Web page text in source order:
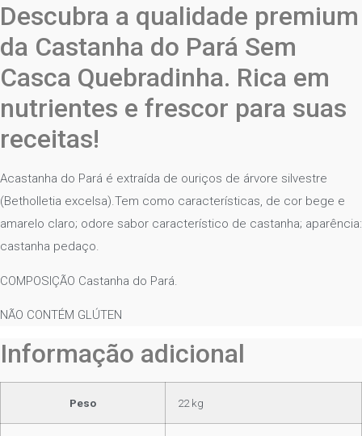
Descubra a qualidade premium
da Castanha do Pará Sem
Casca Quebradinha. Rica em
nutrientes e frescor para suas
receitas!
Acastanha do Pará é extraída de ouriços de árvore silvestre
(Betholletia excelsa).Tem como características, de cor bege e
amarelo claro; odore sabor característico de castanha; aparência:
castanha pedaço.
COMPOSIÇÃO Castanha do Pará.
NÃO CONTÉM GLÚTEN
Informação adicional
Peso 22 kg